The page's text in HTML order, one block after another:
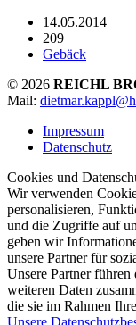
14.05.2014
209
Gebäck
© 2026 REICHL
Mail:
Impressum
Datenschutz
Cookies und
Wir verwenden
personalisieren,
und die Zugriffe auf
geben wir
unsere Partner für
Unsere Partner
weiteren Daten
die sie im Rahmen
Unsere